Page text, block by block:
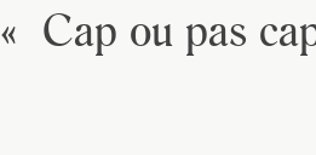
« Cap ou pas